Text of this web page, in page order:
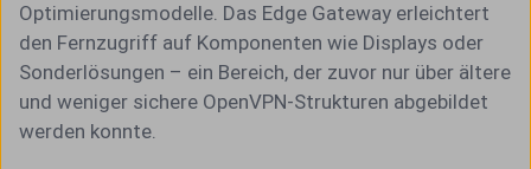
Optimierungsmodelle. Das Edge Gateway erleichtert
den Fernzugriff auf Komponenten wie Displays oder
Sonderlösungen – ein Bereich, der zuvor nur über ältere
und weniger sichere OpenVPN-Strukturen abgebildet
werden konnte.